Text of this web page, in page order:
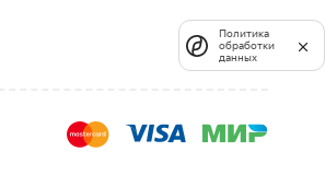
Политика
обработки
данных